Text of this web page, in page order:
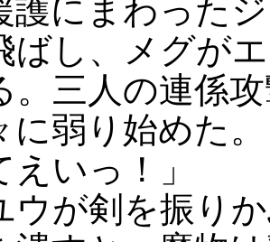
にまわったジ
ばし、メグが
。三人の連係
に弱り始めた。
えいっ！」
が剣を振り